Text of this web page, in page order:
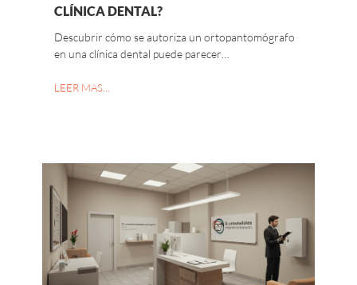
CLÍNICA DENTAL?
Descubrir cómo se autoriza un ortopantomógrafo
en una clínica dental puede parecer…
LEER MAS…